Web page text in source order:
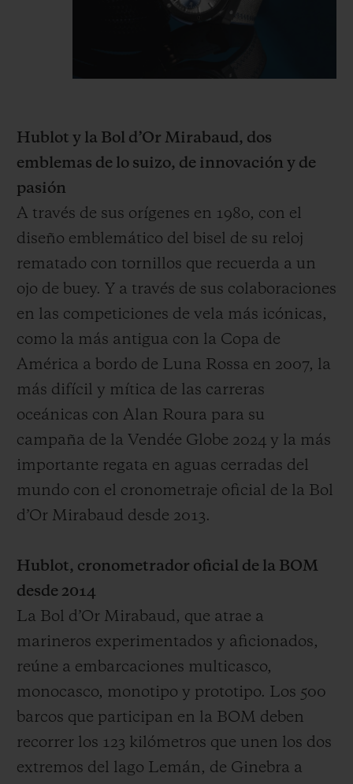
Hublot y la Bol d’Or Mirabaud, dos
emblemas de lo suizo, de innovación y de
pasión
A través de sus orígenes en 1980, con el
diseño emblemático del bisel de su reloj
rematado con tornillos que recuerda a un
ojo de buey. Y a través de sus colaboraciones
en las competiciones de vela más icónicas,
como la más antigua con la Copa de
América a bordo de Luna Rossa en 2007, la
más difícil y mítica de las carreras
oceánicas con Alan Roura para su
campaña de la Vendée Globe 2024 y la más
importante regata en aguas cerradas del
mundo con el cronometraje oficial de la Bol
d’Or Mirabaud desde 2013.
Hublot, cronometrador oficial de la BOM
desde 2014
La Bol d’Or Mirabaud, que atrae a
marineros experimentados y aficionados,
reúne a embarcaciones multicasco,
monocasco, monotipo y prototipo. Los 500
barcos que participan en la BOM deben
recorrer los 123 kilómetros que unen los dos
extremos del lago Lemán, de Ginebra a